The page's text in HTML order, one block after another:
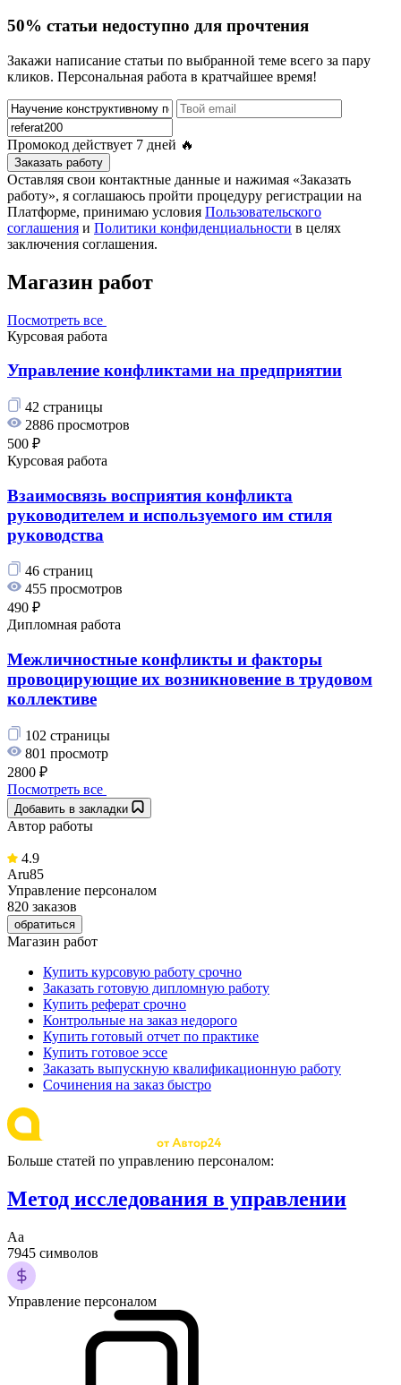
50% статьи недоступно для прочтения
Закажи написание статьи по выбранной теме всего за пару
кликов. Персональная работа в кратчайшее время!
Промокод действует 7 дней 🔥
Заказать работу
Оставляя свои контактные данные и нажимая «Заказать
работу», я соглашаюсь пройти процедуру регистрации на
Платформе, принимаю условия Пользовательского
соглашения и Политики конфиденциальности в целях
заключения соглашения.
Магазин работ
Посмотреть все
Курсовая работа
Управление конфликтами на предприятии
42 страницы
2886 просмотров
500 ₽
Курсовая работа
Взаимосвязь восприятия конфликта
руководителем и используемого им стиля
руководства
46 страниц
455 просмотров
490 ₽
Дипломная работа
Межличностные конфликты и факторы
провоцирующие их возникновение в трудовом
коллективе
102 страницы
801 просмотр
2800 ₽
Посмотреть все
Добавить в закладки
Автор работы
4.9
Aru85
Управление персоналом
820 заказов
обратиться
Магазин работ
Купить курсовую работу срочно
Заказать готовую дипломную работу
Купить реферат срочно
Контрольные на заказ недорого
Купить готовый отчет по практике
Купить готовое эссе
Заказать выпускную квалификационную работу
Сочинения на заказ быстро
Больше статей по управлению персоналом:
Метод исследования в управлении
Аа
7945 символов
Управление персоналом